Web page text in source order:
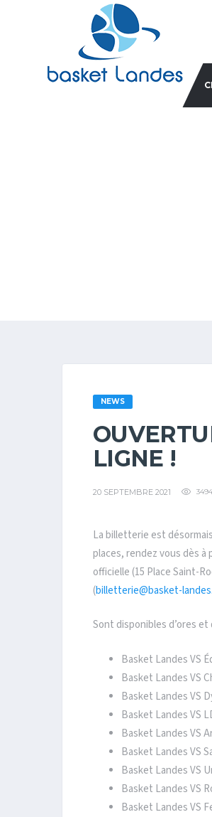
NEWS
LIGNE !
20 SEPTEMBRE 2021
La billetterie est
places, rendez vous dès
officielle (15 Place Saint-
(billetterie@basket-
Sont disponibles d’ores
Basket Landes VS
Basket Landes VS
Basket Landes VS
Basket Landes VS
Basket Landes VS
Basket Landes VS
Basket Landes VS
Basket Landes VS
Basket Landes VS